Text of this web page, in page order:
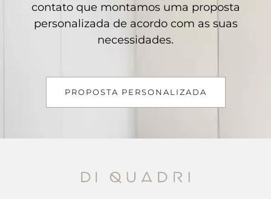
contato que montamos uma proposta
personalizada de acordo com as suas
necessidades.
PROPOSTA PERSONALIZADA